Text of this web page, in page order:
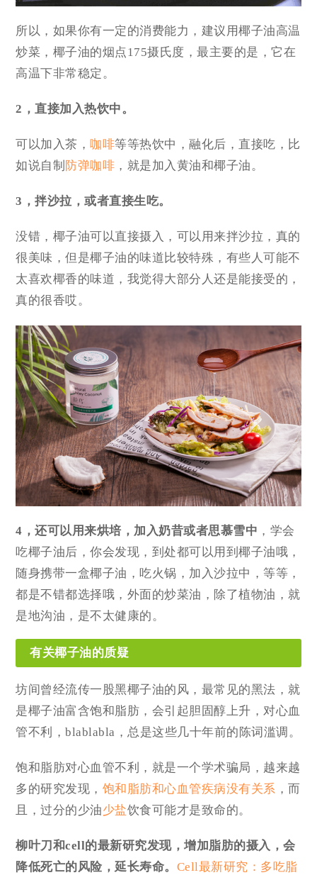
所以，如果你有一定的消费能力，建议用椰子油高温
炒菜，椰子油的烟点175摄氏度，最主要的是，它在
高温下非常稳定。
2，直接加入热饮中。
可以加入茶，咖啡等等热饮中，融化后，直接吃，比
如说自制 防弹咖啡 ，就是加入黄油和椰子油。
3，拌沙拉，或者直接生吃。
没错，椰子油可以直接摄入，可以用来拌沙拉，真的
很美味，但是椰子油的味道比较特殊，有些人可能不
太喜欢椰香的味道，我觉得大部分人还是能接受的，
真的很香哎。
4，还可以用来烘培，加入奶昔或者思慕雪中 ，学会
吃椰子油后，你会发现，到处都可以用到椰子油哦，
随身携带一盒椰子油，吃火锅，加入沙拉中，等等，
都是不错都选择哦，外面的炒菜油，除了植物油，就
是地沟油，是不太健康的。
有关椰子油的质疑
坊间曾经流传一股黑椰子油的风，最常见的黑法，就
是椰子油富含饱和脂肪，会引起胆固醇上升，对心血
管不利，blablabla，总是这些几十年前的陈词滥调。
饱和脂肪对心血管不利，就是一个学术骗局，越来越
多的研究发现， 饱和脂肪和心血管疾病没有关系 ，而
且，过分的少油少盐饮食可能才是致命的。
柳叶刀和cell的最新研究发现，增加脂肪的摄入，会
降低死亡的风险，延长寿命。 Cell最新研究：多吃脂